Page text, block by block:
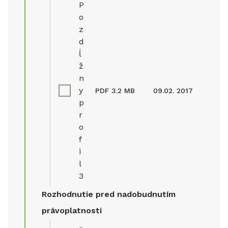
P
o
z
d
ĺ
ž
n
y
p
r
o
f
i
l
3
PDF 3.2 MB 09.02. 2017
Rozhodnutie pred nadobudnutím
právoplatnosti